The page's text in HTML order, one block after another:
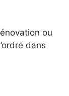
ou
dans